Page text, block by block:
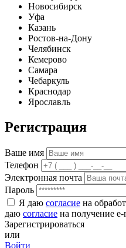
Новосибирск
Уфа
Казань
Ростов-на-Дону
Челябинск
Кемерово
Самара
Чебаркуль
Краснодар
Ярославль
Регистрация
Ваше имя
Телефон
Электронная почта
Пароль
Я даю согласие на
даю согласие на получение
Зарегистрироваться
или
Войти